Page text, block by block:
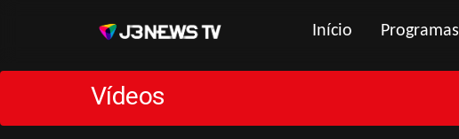
Início Programas
Vídeos